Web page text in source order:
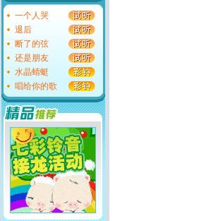
一个人哭
退后
断了的弦
还是朋友
水晶蜻蜓
唱给你的歌